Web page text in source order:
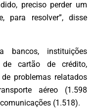
preciso perder um
para resolver”, disse
bancos, instituições
de cartão de crédito,
problemas relatados
aéreo (1.598
(1.518).